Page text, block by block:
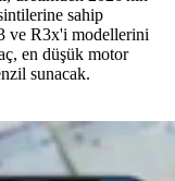
sahip
ve R3x'i modellerini
en düşük motor
sunacak.